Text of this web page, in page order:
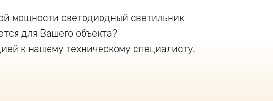
мощности светодиодный светильник
для Вашего объекта?
к нашему техническому специалисту.